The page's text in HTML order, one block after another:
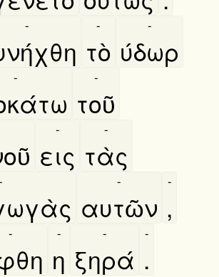
-
τὸ
-
ύδωρ
-
-
τοῦ
-
εις
-
τὰς
-
αυτῶν
-
,
-
-
η
-
ξηρά
-
.
-